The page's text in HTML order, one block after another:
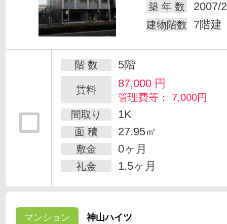
築 年 数
2007/
建物階数 7階建
階 数 5階
賃料 87,000 円
管理費等： 7,000円
間取り
1K
面 積 27.95㎡
敷金 0ヶ月
礼金 1.5ヶ月
マンション 神山ハイツ